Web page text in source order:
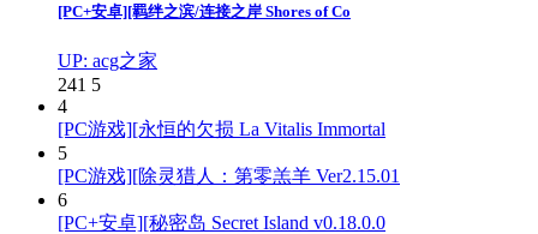
[PC+安卓][羁绊之滨/连接之岸 Shores of Co
UP: acg之家
241 5
4
[PC游戏][永恒的欠损 La Vitalis Immortal
5
[PC游戏][除灵猎人：第零羔羊 Ver2.15.01
6
[PC+安卓][秘密岛 Secret Island v0.18.0.0